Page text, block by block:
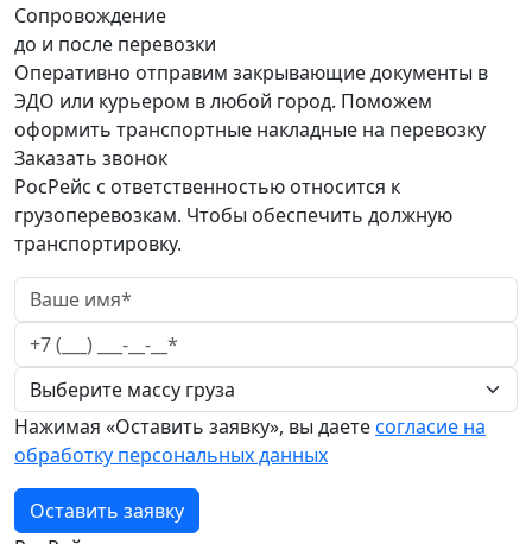
Сопровождение
до и после перевозки
Оперативно отправим закрывающие документы в
ЭДО или курьером в любой город. Поможем
оформить транспортные накладные на перевозку
Заказать звонок
РосРейс с ответственностью относится к
грузоперевозкам. Чтобы обеспечить должную
транспортировку.
Нажимая «Оставить заявку», вы даетесогласие на
обработку персональных данных
Оставить заявку